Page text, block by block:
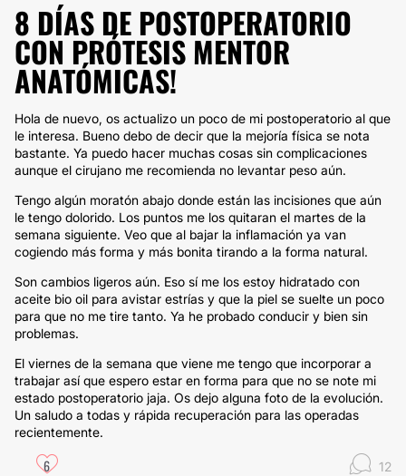
8 DÍAS DE POSTOPERATORIO
CON PRÓTESIS MENTOR
ANATÓMICAS!
Hola de nuevo, os actualizo un poco de mi postoperatorio al que
le interesa. Bueno debo de decir que la mejoría física se nota
bastante. Ya puedo hacer muchas cosas sin complicaciones
aunque el cirujano me recomienda no levantar peso aún.
Tengo algún moratón abajo donde están las incisiones que aún
le tengo dolorido. Los puntos me los quitaran el martes de la
semana siguiente. Veo que al bajar la inflamación ya van
cogiendo más forma y más bonita tirando a la forma natural.
Son cambios ligeros aún. Eso sí me los estoy hidratado con
aceite bio oil para avistar estrías y que la piel se suelte un poco
para que no me tire tanto. Ya he probado conducir y bien sin
problemas.
El viernes de la semana que viene me tengo que incorporar a
trabajar así que espero estar en forma para que no se note mi
estado postoperatorio jaja. Os dejo alguna foto de la evolución.
Un saludo a todas y rápida recuperación para las operadas
recientemente.
6 12